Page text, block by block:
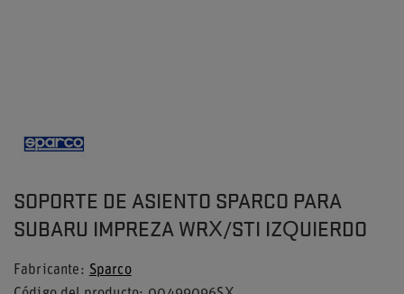
SOPORTE DE ASIENTO SPARCO PARA
SUBARU IMPREZA WRX/STI IZQUIERDO
Fabricante
Sparco